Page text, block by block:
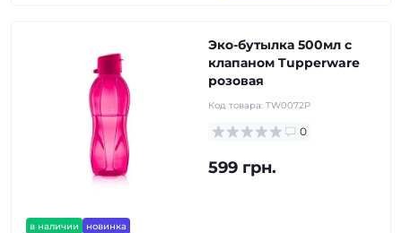
в наличии новинка
Эко-бутылка 500мл с
клапаном Tupperware
розовая
Код товара: TW0072P
0
599 грн.